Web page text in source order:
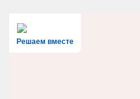
Решаем вместе